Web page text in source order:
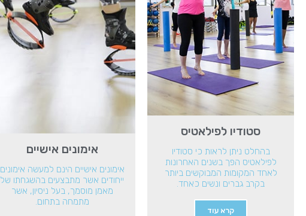
סטודיו לפילאטיס
בהחלט ניתן לראות כי סטודיו
לפילאטיס הפך בשנים האחרונות
לאחד המקומות המבוקשים ביותר
בקרב גברים ונשים כאחד.
קרא עוד
אימונים אישיים
אימונים אישיים הינם למעשה אימונים
ייחודים אשר מתבצעים בהשגחתו של
מאמן מוסמך, בעל ניסיון, אשר
מתמחה בתחום.